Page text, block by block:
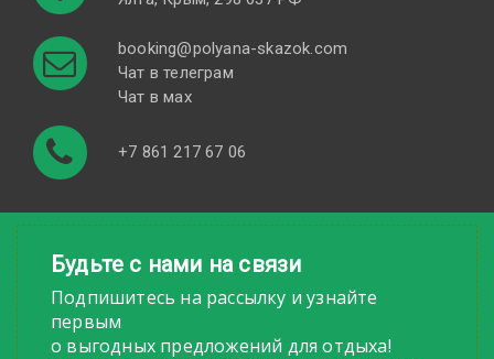
booking@polyana-skazok.com
Чат в телеграм
Чат в мах
+7 861 217 67 06
Будьте с нами на связи
Подпишитесь на рассылку и узнайте
первым
о выгодных предложений для отдыха!